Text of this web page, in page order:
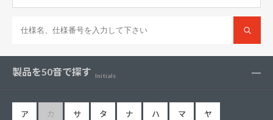
製品を50音で探す Initials
ア カ サ タ ナ ハ マ ヤ